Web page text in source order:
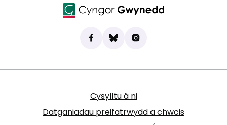
Dod o hyd i ni ar Facebook
(yn agor mewn tab newydd)
Bluesky
(yn agor mewn tab newydd)
Instagram
(yn agor mewn tab
Cysylltu â ni
Datganiadau preifatrwydd a chwcis